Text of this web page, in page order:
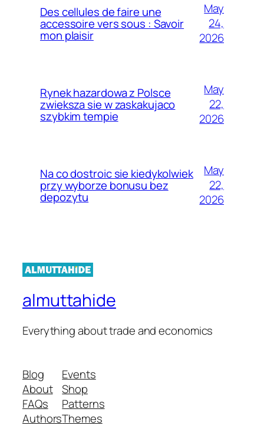
Des cellules de faire une
accessoire vers sous : Savoir
mon plaisir
May
24,
2026
Rynek hazardowa z Polsce
zwieksza sie w zaskakujaco
szybkim tempie
May
22,
2026
Na co dostroic sie kiedykolwiek
przy wyborze bonusu bez
depozytu
May
22,
2026
almuttahide
Everything about trade and economics
Blog
About
FAQs
Authors
Events
Shop
Patterns
Themes